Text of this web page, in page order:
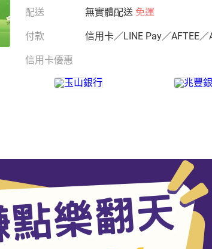
配送 無實體配送 免運
付款 信用卡／LINE Pay／AFTEE／
信用卡優惠